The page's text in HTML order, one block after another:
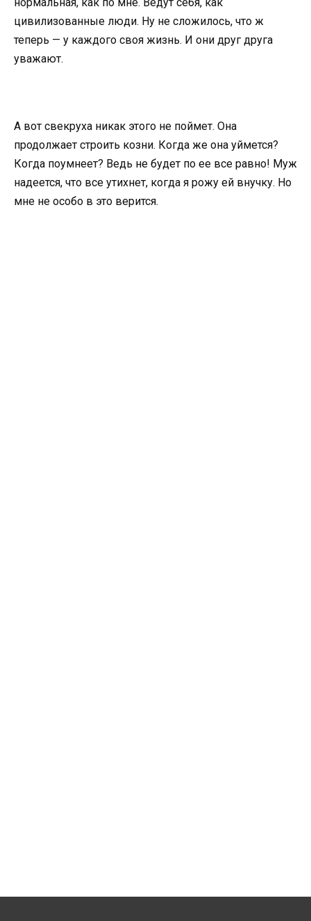
цивилизованные люди. Ну не сложилось, что ж
теперь — у каждого своя жизнь. И они друг друга
уважают.
А вот свекруха никак этого не поймет. Она
продолжает строить козни. Когда же она уймется?
Когда поумнеет? Ведь не будет по ее все равно! Муж
надеется, что все утихнет, когда я рожу ей внучку. Но
мне не особо в это верится.